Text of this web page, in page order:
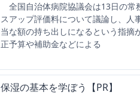
全国自治体病院協議会は13日の常
スアップ評価料について議論し、人
当な額の持ち出しになるという指摘
正予算や補助金などによる
保湿の基本を学ぼう【PR】